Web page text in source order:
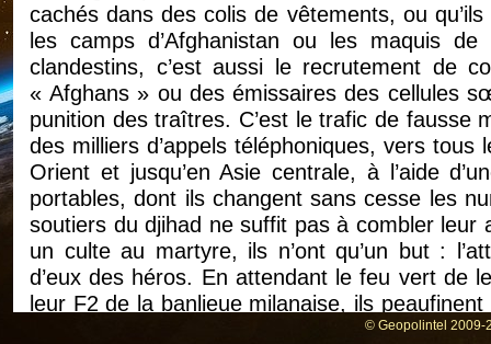
cachés dans des colis de vêtements, ou
les camps d’Afghanistan ou les maquis
clandestins, c’est aussi le recrutement de
« Afghans » ou des émissaires des cellules
punition des traîtres. C’est le trafic de fausse
des milliers d’appels téléphoniques, vers
Orient et jusqu’en Asie centrale, à l’aide
portables, dont ils changent sans cesse les
soutiers du djihad ne suffit pas à combler leur
un culte au martyre, ils n’ont qu’un but :
d’eux des héros. En attendant le feu vert de
leur F2 de la banlieue milanaise, ils peaufinent
commettre en France. Et pour tuer le© Geopolintel 2009-